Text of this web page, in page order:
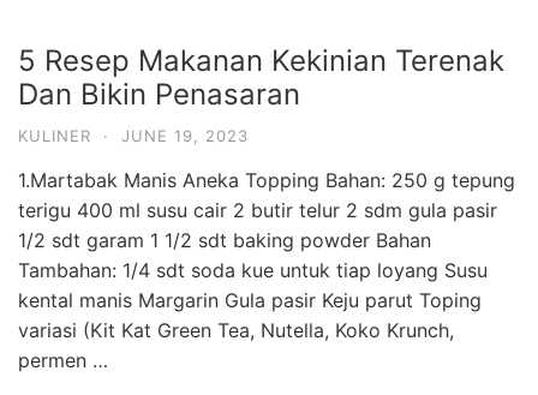
5 Resep Makanan Kekinian Terenak
Dan Bikin Penasaran
KULINER · JUNE 19, 2023
1.Martabak Manis Aneka Topping Bahan: 250 g tepung
terigu 400 ml susu cair 2 butir telur 2 sdm gula pasir
1/2 sdt garam 1 1/2 sdt baking powder Bahan
Tambahan: 1/4 sdt soda kue untuk tiap loyang Susu
kental manis Margarin Gula pasir Keju parut Toping
variasi (Kit Kat Green Tea, Nutella, Koko Krunch,
permen …